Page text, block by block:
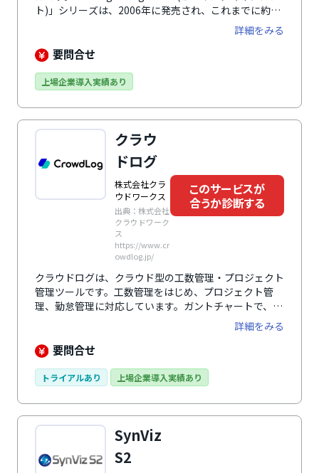
ト)」シリーズは、2006年に発売され、これまでに約
1000社が導入。自動車・造船業界をはじめ、幅広い業
界のさまざまなフェーズで利用されています。単一プロ
ジェクトはもちろん、複数（マルチ）プロジェクトを進
う。
詳細をみる
要問合せ
上場企業導入実績あり
クラウ
ドログ
株式会社クラ
ウドワークス
出典：株式会社
クラウドワーク
ス
https://www.cr
owdlog.jp/
このサービスが
合うか診断する
クラウドログは、クラウド型の工数管理・プロジェクト
管理ツールです。工数管理をはじめ、プロジェクト管
理、勤怠管理に対応しています。ガントチャートで、プ
ロジェクトを見える化。また、プロジェクトの工数・原
価を計算してレポート化などが可能です。Googleカレ
ンダーやOffice365との連携を活用すれば、工数入力の
詳細をみる
要問合せ
トライアルあり 上場企業導入実績あり
SynViz
S2